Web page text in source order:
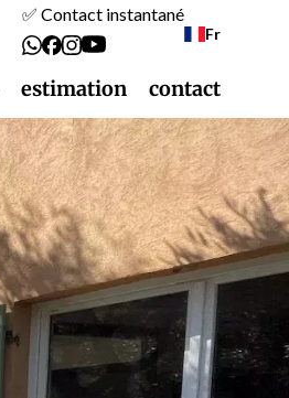
✅ Contact instantané
Fr
estimation contact